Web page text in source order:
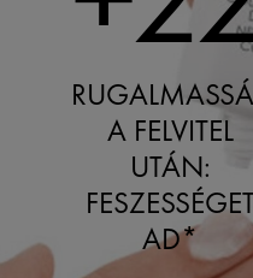
A FELVITEL
UTÁN:
AD*